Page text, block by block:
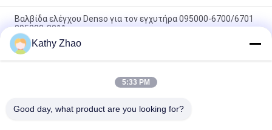
Βαλβίδα ελέγχου Denso για τον εγχυτήρα 095000-6700/6701
095000-8011
Βαλβίδα ελέγχου Denso ΓΙΑ τον εγχυτήρα 095000-588X/776X
23670-30300/30140/23670-0L010/0L070/0L020 το /0L050
Κοινή βαλβίδα ελέγχου ραγών Denso 4# για τους εγχυτήρες
Kathy Zhao
5:33 PM
Good day, what product are you looking for?